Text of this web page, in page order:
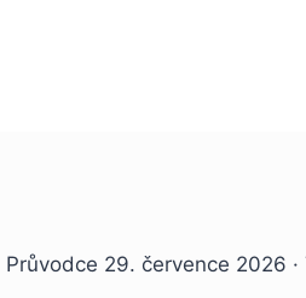
29. července 2026 ·